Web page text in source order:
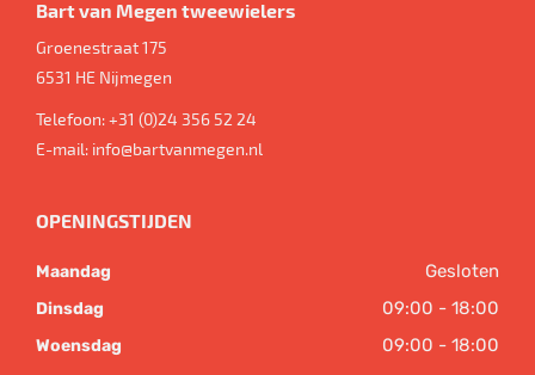
Bart van Megen tweewielers
Groenestraat 175
6531 HE Nijmegen
Telefoon:+31 (0)24 356 52 24
E-mail: info@bartvanmegen.nl
OPENINGSTIJDEN
Maandag Gesloten
Dinsdag 09:00 - 18:00
Woensdag 09:00 - 18:00